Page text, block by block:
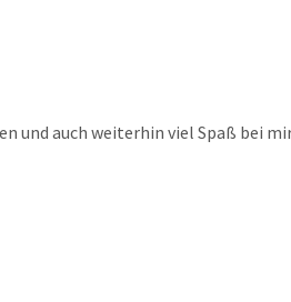
und auch weiterhin viel Spaß bei